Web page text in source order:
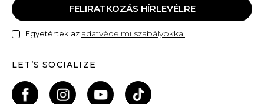
FELIRATKOZÁS HÍRLEVÉLRE
Egyetértek az adatvédelmi szabályokkal
LET’S SOCIALIZE